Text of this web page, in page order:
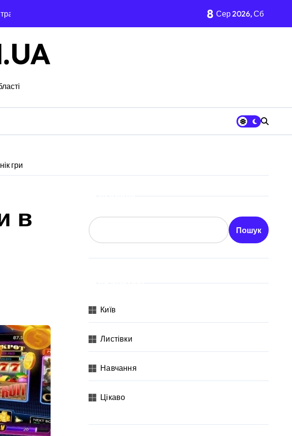
час ремонту зони «Вербне»
з військових частин Київщини та інших областей
після конфлікту
замена деталей
за участю двох неповнолітніх постраждалих
медицини
Києва
8 Сер 2026, Сб
гри
в
Пошук
Київ
Листівки
Навчання
Цікаво